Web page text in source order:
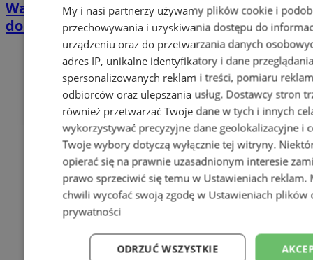
Wakacyjny wypoczynek nad Bałtykiem w
domkach Szmaragdowe Morze
My i nasi partnerzy używamy plików cookie i
przechowywania i uzyskiwania dostępu do
urządzeniu oraz do przetwarzania danych
adres IP, unikalne identyfikatory i dane
spersonalizowanych reklam i treści, pomiaru
odbiorców oraz ulepszania usług. Dostawcy stron
również przetwarzać Twoje dane w tych i innych
wykorzystywać precyzyjne dane geolokalizacyjne i
Twoje wybory dotyczą wyłącznie tej witryny.
opierać się na prawnie uzasadnionym interesie
prawo sprzeciwić się temu w Ustawieniach reklam.
chwili wycofać swoją zgodę w Ustawieniach plików
prywatności
ODRZUĆ WSZYSTKIE